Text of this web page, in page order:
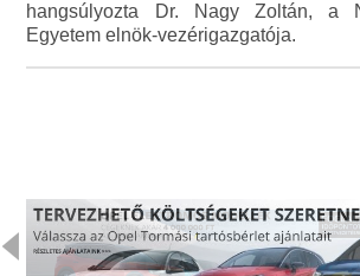
hangsúlyozta Dr. Nagy Zoltán, a
Egyetem elnök-vezérigazgatója.